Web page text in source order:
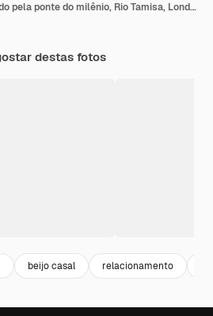
Casal feliz abraçando pela ponte do milênio, Rio Tamisa, Londres.
destas fotos
beijo casal relacionamento